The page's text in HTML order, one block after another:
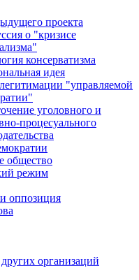
проекта
о "кризисе
консерватизма
идея
"управляемой
уголовного и
процесуального
общество
режим
оппозиция
организаций